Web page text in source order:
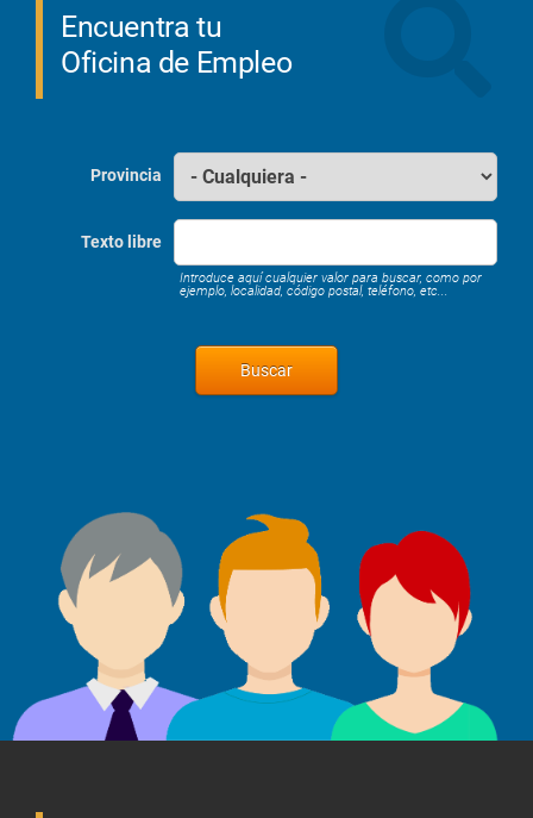
Encuentra tu
Oficina de Empleo
Provincia
Texto libre
Introduce aquí cualquier valor para buscar, como por
ejemplo, localidad, código postal, teléfono, etc...